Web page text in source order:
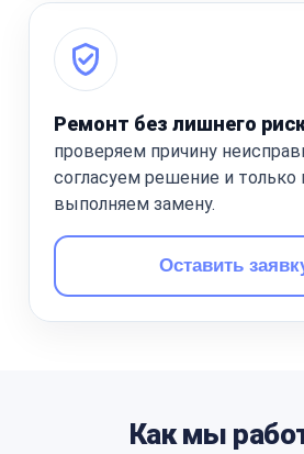
Ремонт без лишнего
проверяем причину
согласуем решение и только
выполняем замену.
Оставить
Как мы